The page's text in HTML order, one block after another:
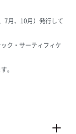
7月、10月）発行して
ク・サーティフィケ
。